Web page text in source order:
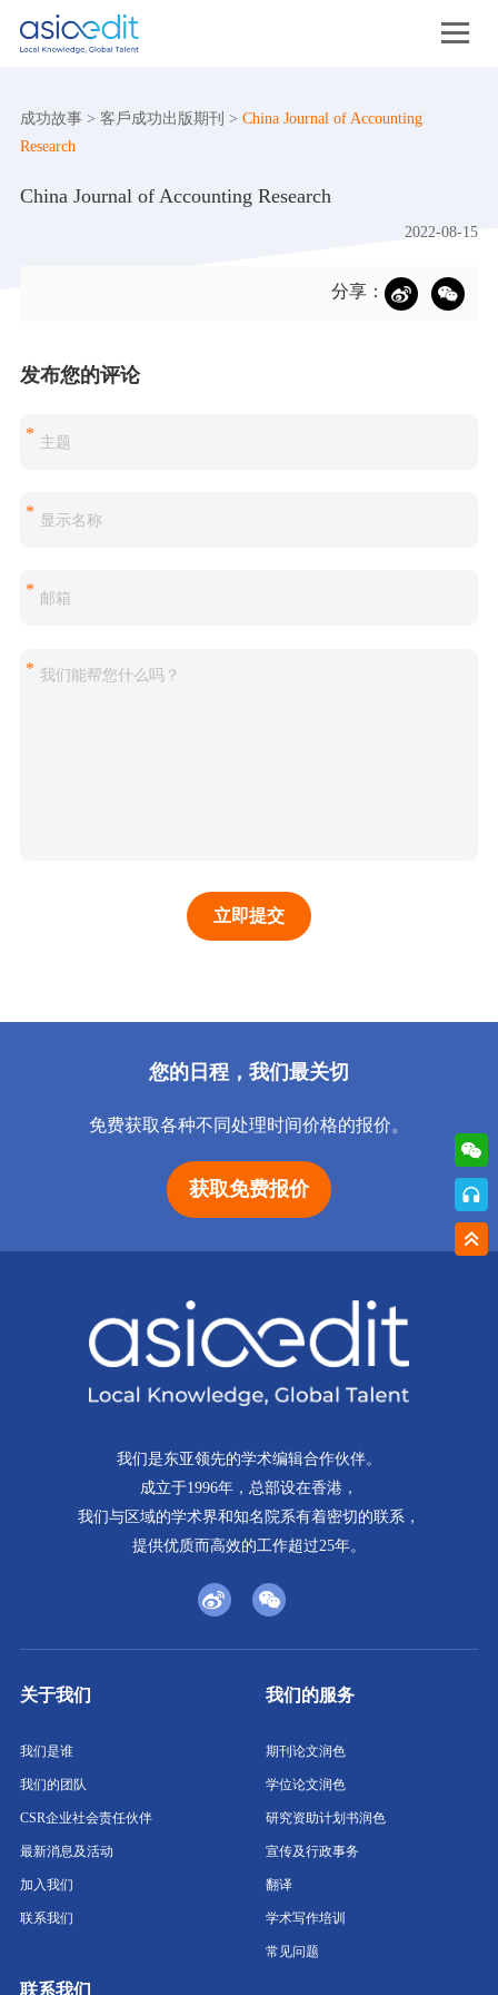
成功故事> 客戶成功出版期刊 > China Journal of Accounting
Research
China Journal of Accounting Research
2022-08-15
分享：
发布您的评论
*
*
*
*
您的日程，我们最关切
免费获取各种不同处理时间价格的报价。
获取免费报价
我们是东亚领先的学术编辑合作伙伴。
成立于1996年，总部设在香港，
我们与区域的学术界和知名院系有着密切的联系，
提供优质而高效的工作超过25年。
关于我们
我们是谁
我们的团队
CSR企业社会责任伙伴
最新消息及活动
加入我们
联系我们
我们的服务
期刊论文润色
学位论文润色
研究资助计划书润色
宣传及行政事务
翻译
学术写作培训
常见问题
联系我们